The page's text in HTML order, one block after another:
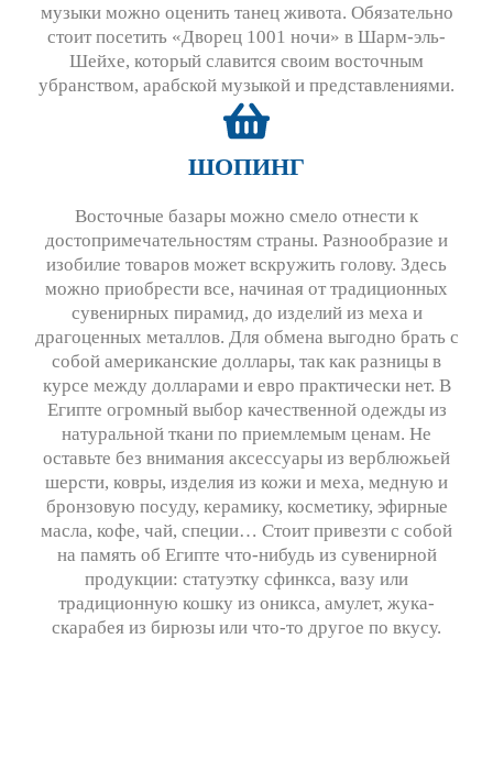
музыки можно оценить танец живота. Обязательно
стоит посетить «Дворец 1001 ночи» в Шарм-эль-
Шейхе, который славится своим восточным
убранством, арабской музыкой и представлениями.
ШОПИНГ
Восточные базары можно смело отнести к
достопримечательностям страны. Разнообразие и
изобилие товаров может вскружить голову. Здесь
можно приобрести все, начиная от традиционных
сувенирных пирамид, до изделий из меха и
драгоценных металлов. Для обмена выгодно брать с
собой американские доллары, так как разницы в
курсе между долларами и евро практически нет. В
Египте огромный выбор качественной одежды из
натуральной ткани по приемлемым ценам. Не
оставьте без внимания аксессуары из верблюжьей
шерсти, ковры, изделия из кожи и меха, медную и
бронзовую посуду, керамику, косметику, эфирные
масла, кофе, чай, специи… Стоит привезти с собой
на память об Египте что-нибудь из сувенирной
продукции: статуэтку сфинкса, вазу или
традиционную кошку из оникса, амулет, жука-
скарабея из бирюзы или что-то другое по вкусу.